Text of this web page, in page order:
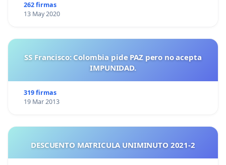
262 firmas
13 May 2020
SS Francisco: Colombia pide PAZ pero no acepta
IMPUNIDAD.
319 firmas
19 Mar 2013
DESCUENTO MATRICULA UNIMINUTO 2021-2